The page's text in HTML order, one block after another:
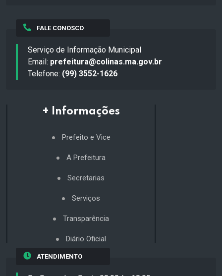
FALE CONOSCO
Serviço de Informação Municipal
Email: prefeitura@colinas.ma.gov.br
Telefone: (99) 3552-1626
+ Informações
Prefeito e Vice
A Prefeitura
Secretarias
Serviços
Transparência
Diário Oficial
ATENDIMENTO